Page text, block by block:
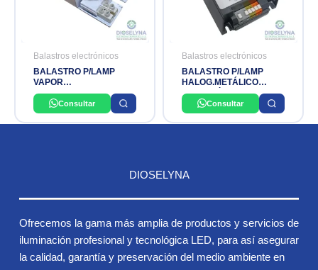
Balastros electrónicos
BALASTRO P/LAMP
VAPOR
MERCURIO/HALOGENURO
250W 220V BLANCO
PHILIPS
Consultar
Balastros electrónicos
BALASTRO P/LAMP
HALOG.METÁLICO
ELECTRÓNICO 150W
CDM 220V PHILIPS
Consultar
DIOSELYNA
Ofrecemos la gama más amplia de productos y servicios de
iluminación profesional y tecnológica LED, para así asegurar
la calidad, garantía y preservación del medio ambiente en